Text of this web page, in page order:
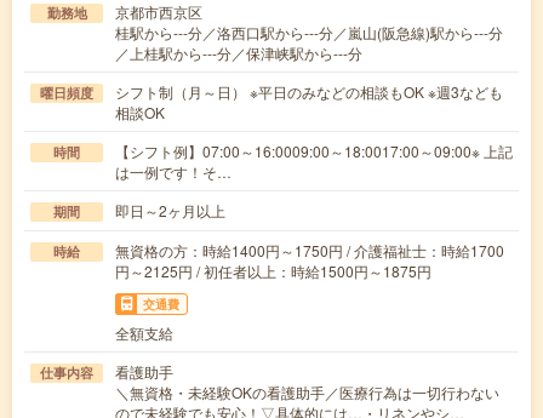
勤務地
京都市西京区
桂駅から---分／洛西口駅から---分／嵐山(阪急線)駅から---分
／上桂駅から---分／保津峡駅から---分
曜日頻度
シフト制（月～日） ※平日のみなどの相談もOK ※週3なども
相談OK
時間
【シフト例】07:00～16:0009:00～18:0017:00～09:00※ 上記
は一例です！そ…
期間 即日～2ヶ月以上
時給
無資格の方：時給1400円～1750円 / 介護福祉士：時給1700
円～2125円 / 初任者以上：時給1500円～1875円
交通費
全額支給
仕事内容
看護助手
＼無資格・未経験OKの看護助手／医療行為は一切行わない
ので未経験でも安心！▽具体的には…・リネンやシ…